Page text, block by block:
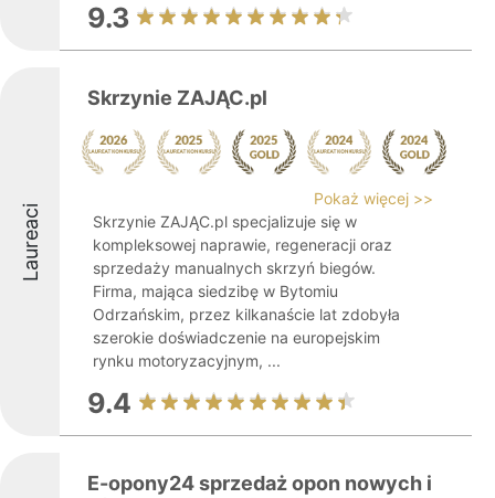
9.3
Laureaci
Skrzynie ZAJĄC.pl
Pokaż więcej >>
Skrzynie ZAJĄC.pl specjalizuje się w
kompleksowej naprawie, regeneracji oraz
sprzedaży manualnych skrzyń biegów.
Firma, mająca siedzibę w Bytomiu
Odrzańskim, przez kilkanaście lat zdobyła
szerokie doświadczenie na europejskim
rynku motoryzacyjnym, ...
9.4
E-opony24 sprzedaż opon nowych i